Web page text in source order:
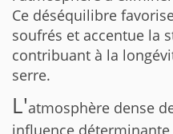
Ce déséquilibre
soufrés et accentue la
contribuant à la
serre.
L'atmosphère dense